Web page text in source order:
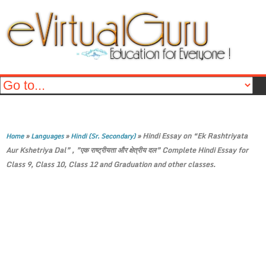
Home»Languages»Hindi (Sr. Secondary)»Hindi Essay on “Ek Rashtriyata
Aur Kshetriya Dal” , ”एक राष्ट्रीयता और क्षेत्रीय दल” Complete Hindi Essay for
Class 9, Class 10, Class 12 and Graduation and other classes.